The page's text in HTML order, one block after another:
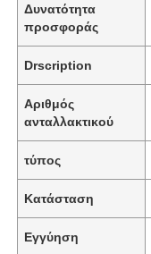
Δυνατότητα
προσφοράς
Drscription
Αριθμός
ανταλλακτικού
τύπος
Κατάσταση
Εγγύηση